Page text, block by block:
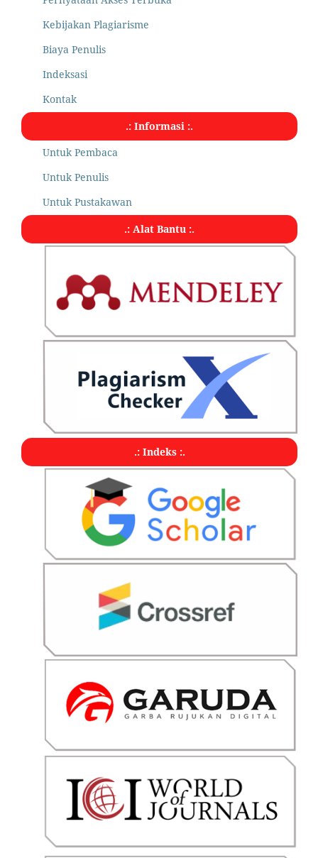
Kebijakan Plagiarisme
Biaya Penulis
Indeksasi
Kontak
.: Informasi :.
Untuk Pembaca
Untuk Penulis
Untuk Pustakawan
.: Alat Bantu :.
.: Indeks :.